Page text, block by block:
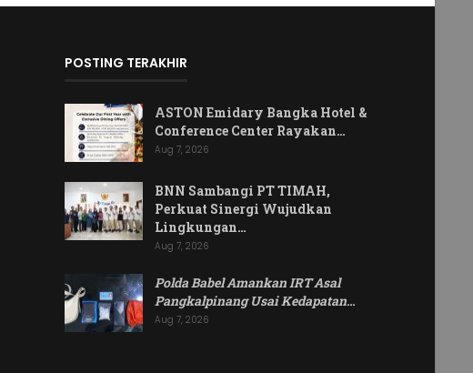
POSTING TERAKHIR
ASTON Emidary Bangka Hotel &
Conference Center Rayakan…
Aug 7, 2026
BNN Sambangi PT TIMAH,
Perkuat Sinergi Wujudkan
Lingkungan…
Aug 7, 2026
Polda Babel Amankan IRT Asal
Pangkalpinang Usai Kedapatan…
Aug 7, 2026